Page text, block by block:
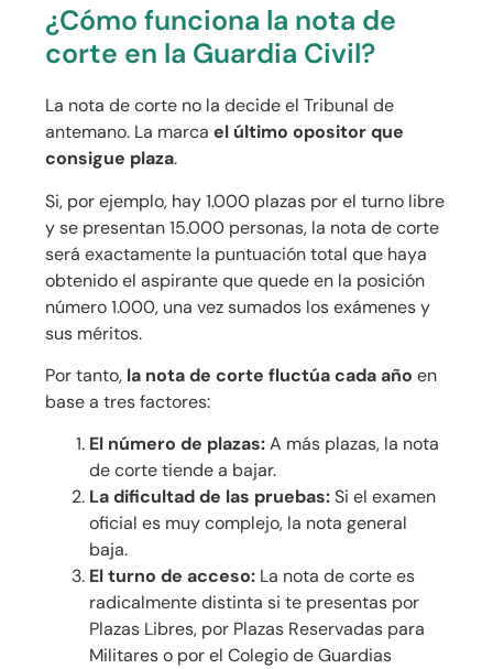
¿Cómo funciona la nota de
corte en la Guardia Civil?
La nota de corte no la decide el Tribunal de
antemano. La marcael último opositor que
consigue plaza.
Si, por ejemplo, hay 1.000 plazas por el turno libre
y se presentan 15.000 personas, la nota de corte
será exactamente la puntuación total que haya
obtenido el aspirante que quede en la posición
número 1.000, una vez sumados los exámenes y
sus méritos.
Por tanto, la nota de corte fluctúa cada añoen
base a tres factores:
El número de plazas:A más plazas, la nota
de corte tiende a bajar.
La dificultad de las pruebas:Si el examen
oficial es muy complejo, la nota general
baja.
El turno de acceso: La nota de corte es
radicalmente distinta si te presentas por
Plazas Libres, por Plazas Reservadas para
Militares o por el Colegio de Guardias